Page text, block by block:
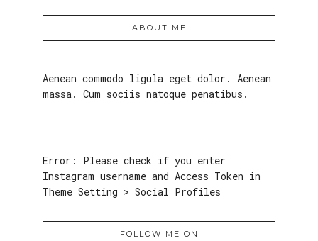
ABOUT ME
Aenean commodo ligula eget dolor. Aenean
massa. Cum sociis natoque penatibus.
Error: Please check if you enter
Instagram username and Access Token in
Theme Setting > Social Profiles
FOLLOW ME ON